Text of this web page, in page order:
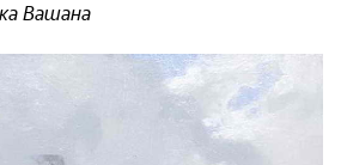
Вашана